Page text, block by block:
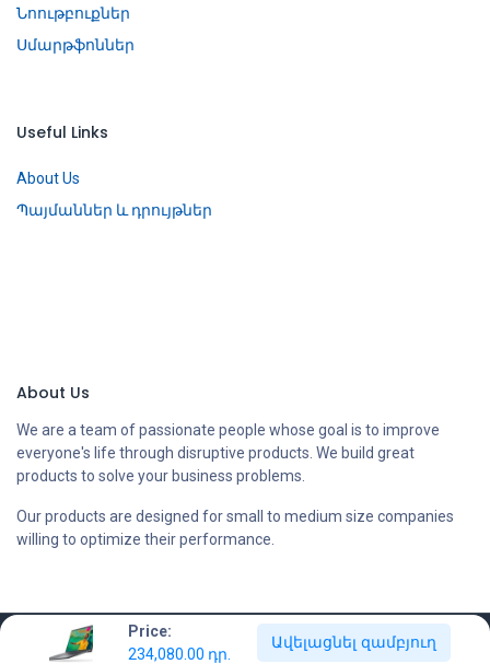
Price:
234,080.00 դր.
Ավելացնել զամբյուղ
Նոութբուքներ
Սմարթֆոններ
Useful Links
About Us
Պայմաններ և դրույթներ
About Us
We are a team of passionate people whose goal is to improve
everyone's life through disruptive products. We build great
products to solve your business problems.
Our products are designed for small to medium size companies
willing to optimize their performance.
Copyright © Compstore LLC